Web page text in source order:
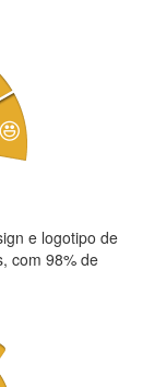
e logotipo de
com 98% de